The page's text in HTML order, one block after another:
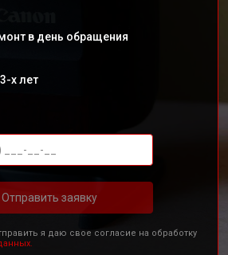
в день обращения
х лет
Отправить заявку
я даю свое согласие на обработку